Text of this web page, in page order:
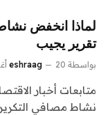
لماذا انخفض
تقرير يجيب
بواسطة eshraag 20 أغسطس، 2024
متابعات أخبار
نشاط مصافي